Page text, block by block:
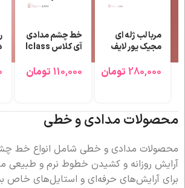
لب قلبی
تومان
ریمل حجم
دهنده اسنس
مدل I love
رژلب
کلاس Iclass
محصولات مدادی و خطی
محصولات مدادی و خطی شامل انواع خط
آرایش روزانه و کشیدن خطوط نرم و طبیعی
برای آرایش‌های حرفه‌ای و استایل‌های خاص